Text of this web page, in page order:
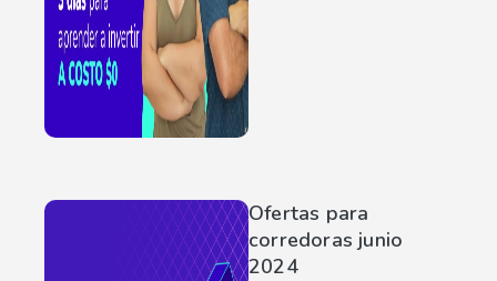
Ofertas para
corredoras junio
2024